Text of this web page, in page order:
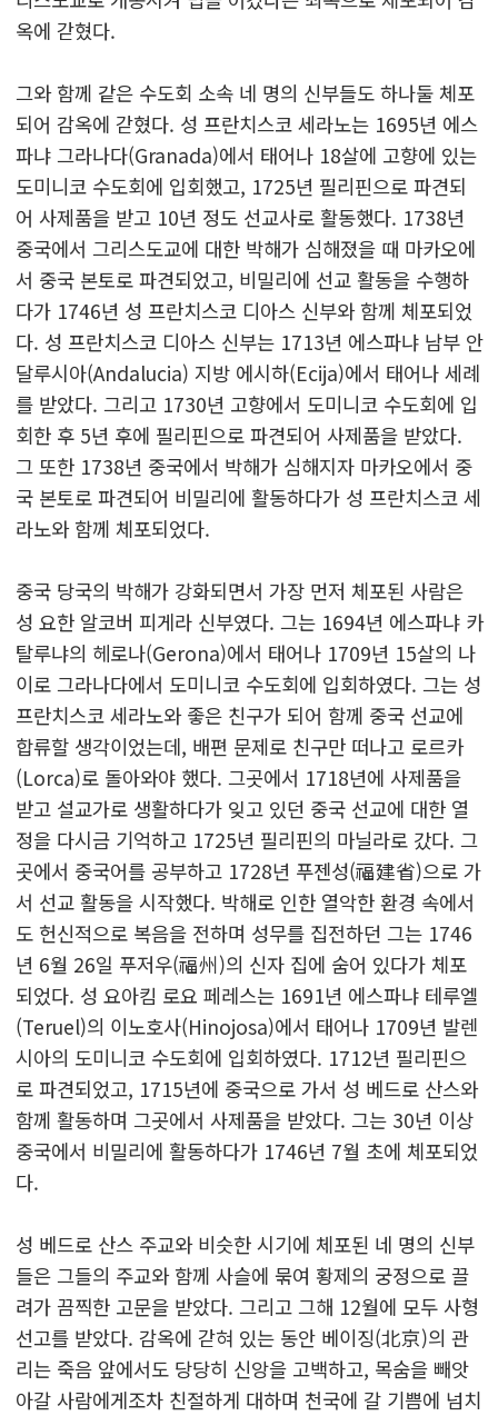
옥에 갇혔다.
그와 함께 같은 수도회 소속 네 명의 신부들도 하나둘 체포
되어 감옥에 갇혔다. 성 프란치스코 세라노는 1695년 에스
파냐 그라나다(Granada)에서 태어나 18살에 고향에 있는
도미니코 수도회에 입회했고, 1725년 필리핀으로 파견되
어 사제품을 받고 10년 정도 선교사로 활동했다. 1738년
중국에서 그리스도교에 대한 박해가 심해졌을 때 마카오에
서 중국 본토로 파견되었고, 비밀리에 선교 활동을 수행하
다가 1746년 성 프란치스코 디아스 신부와 함께 체포되었
다. 성 프란치스코 디아스 신부는 1713년 에스파냐 남부 안
달루시아(Andalucia) 지방 에시하(Ecija)에서 태어나 세례
를 받았다. 그리고 1730년 고향에서 도미니코 수도회에 입
회한 후 5년 후에 필리핀으로 파견되어 사제품을 받았다.
그 또한 1738년 중국에서 박해가 심해지자 마카오에서 중
국 본토로 파견되어 비밀리에 활동하다가 성 프란치스코 세
라노와 함께 체포되었다.
중국 당국의 박해가 강화되면서 가장 먼저 체포된 사람은
성 요한 알코버 피게라 신부였다. 그는 1694년 에스파냐 카
탈루냐의 헤로나(Gerona)에서 태어나 1709년 15살의 나
이로 그라나다에서 도미니코 수도회에 입회하였다. 그는 성
프란치스코 세라노와 좋은 친구가 되어 함께 중국 선교에
합류할 생각이었는데, 배편 문제로 친구만 떠나고 로르카
(Lorca)로 돌아와야 했다. 그곳에서 1718년에 사제품을
받고 설교가로 생활하다가 잊고 있던 중국 선교에 대한 열
정을 다시금 기억하고 1725년 필리핀의 마닐라로 갔다. 그
곳에서 중국어를 공부하고 1728년 푸젠성(福建省)으로 가
서 선교 활동을 시작했다. 박해로 인한 열악한 환경 속에서
도 헌신적으로 복음을 전하며 성무를 집전하던 그는 1746
년 6월 26일 푸저우(福州)의 신자 집에 숨어 있다가 체포
되었다. 성 요아킴 로요 페레스는 1691년 에스파냐 테루엘
(Teruel)의 이노호사(Hinojosa)에서 태어나 1709년 발렌
시아의 도미니코 수도회에 입회하였다. 1712년 필리핀으
로 파견되었고, 1715년에 중국으로 가서 성 베드로 산스와
함께 활동하며 그곳에서 사제품을 받았다. 그는 30년 이상
중국에서 비밀리에 활동하다가 1746년 7월 초에 체포되었
다.
성 베드로 산스 주교와 비슷한 시기에 체포된 네 명의 신부
들은 그들의 주교와 함께 사슬에 묶여 황제의 궁정으로 끌
려가 끔찍한 고문을 받았다. 그리고 그해 12월에 모두 사형
선고를 받았다. 감옥에 갇혀 있는 동안 베이징(北京)의 관
리는 죽음 앞에서도 당당히 신앙을 고백하고, 목숨을 빼앗
아갈 사람에게조차 친절하게 대하며 천국에 갈 기쁨에 넘치